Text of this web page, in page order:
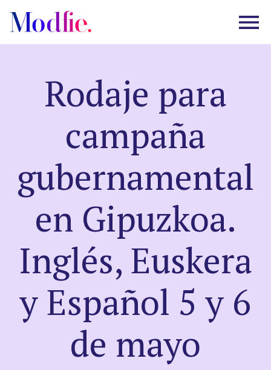
Sobre nosotros
Preguntas frecuentes
ES
Registro
Entrar
Rodaje para
campaña
gubernamental
en Gipuzkoa.
Inglés, Euskera
y Español 5 y 6
de mayo